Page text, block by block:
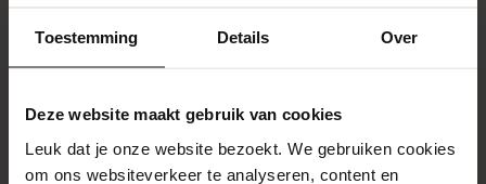
Toestemming Details Over
Deze website maakt gebruik van cookies
Leuk dat je onze website bezoekt. We gebruiken cookies
om ons websiteverkeer te analyseren, content en